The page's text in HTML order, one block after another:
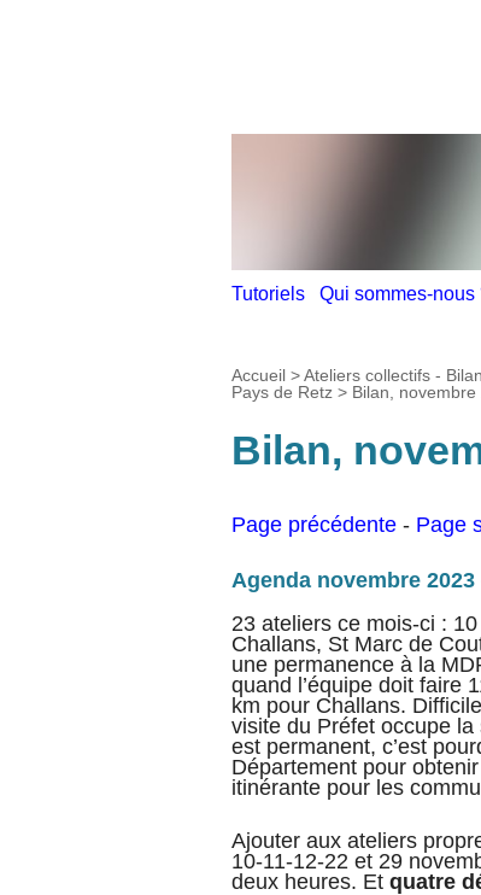
Tutoriels Qui sommes-nous
Accueil >Ateliers collectifs -
Pays de Retz > Bilan,
Bilan,
Page précédente - Page
Agenda novembre 2023
23 ateliers ce mois-ci :
Challans, St Marc de
une permanence à la
quand l’équipe doit faire
km pour Challans.
visite du Préfet occupe
est permanent, c’est
Département pour
itinérante pour les
Ajouter aux ateliers
10-11-12-22 et 29
deux heures. Et quatre